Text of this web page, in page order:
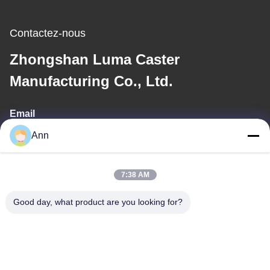
Contactez-nous
Zhongshan Luma Caster
Manufacturing Co., Ltd.
Email
ann@industrialwheelcasters.com
Adresse
Ann
7:38 AM
Good day, what product are you looking for?